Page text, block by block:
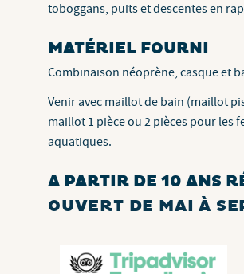
toboggans, puits et descentes en
MATÉRIEL FOURNI
Combinaison néoprène, casque et
Venir avec maillot de bain (maillot
maillot 1 pièce ou 2 pièces pour les
aquatiques.
A PARTIR DE 10 ANS
OUVERT DE MAI À